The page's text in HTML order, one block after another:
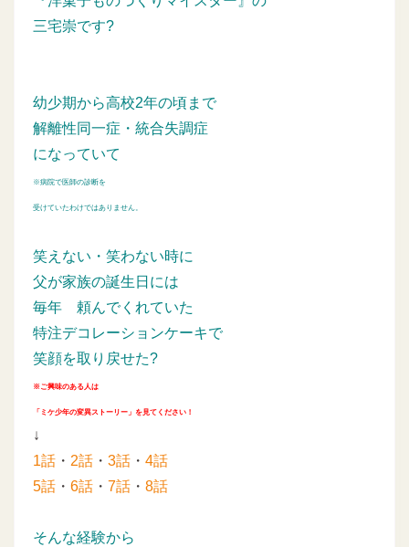
三宅崇です?
幼少期から高校2年の頃まで
解離性同一症・統合失調症
になっていて
※病院で医師の診断を
受けていたわけではありません。
笑えない・笑わない時に
父が家族の誕生日には
毎年 頼んでくれていた
特注デコレーションケーキで
笑顔を取り戻せた?
※ご興味のある人は
「ミケ少年の変異ストーリー」を見てください！
↓
1話 ・ 2話 ・ 3話 ・ 4話
5話 ・ 6話 ・ 7話 ・ 8話
そんな経験から